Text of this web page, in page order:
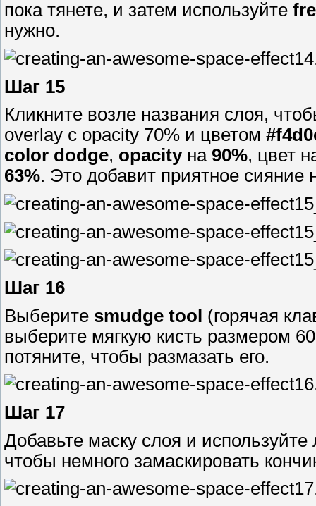
пока тянете, и затем используйте
нужно.
Шаг 15
Кликните возле названия слоя,
overlay с opacity 70% и цветом
color dodge, opacityна 90%, цвет
63%. Это добавит приятное
Шаг 16
Выберите smudge tool (горячая
выберите мягкую кисть размером
потяните, чтобы размазать его.
Шаг 17
Добавьте маску слоя и
чтобы немного замаскировать